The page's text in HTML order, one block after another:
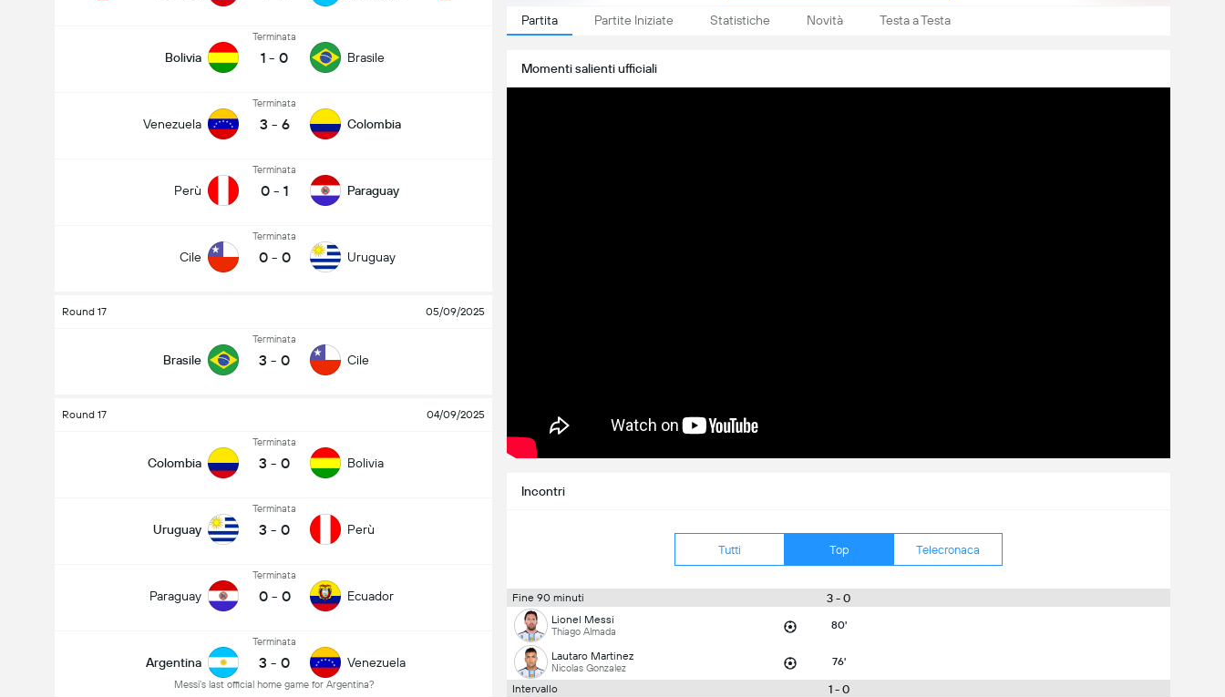
Bolivia
Terminata
1 - 0 Brasile
Venezuela
Terminata
3 - 6 Colombia
Perù
Terminata
0 - 1 Paraguay
Cile
Terminata
0 - 0 Uruguay
Round 17 05/09/2025
Brasile
Terminata
3 - 0 Cile
Round 17 04/09/2025
Colombia
Terminata
3 - 0 Bolivia
Uruguay
Terminata
3 - 0 Perù
Paraguay
Terminata
0 - 0 Ecuador
Argentina
Terminata
3 - 0
Messi's last official home game for Argentina?
Venezuela
Partita Partite Iniziate Statistiche Novità Testa a Testa
Momenti salienti ufficiali
Incontri
Tutti Top Telecronaca
Fine 90 minuti 3 - 0
Lionel Messi
Thiago Almada 80'
Lautaro Martinez
Nicolas Gonzalez 76'
Intervallo 1 - 0